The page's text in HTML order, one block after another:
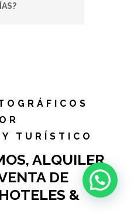
TURÍSTICO
ALQUILER
DE
&